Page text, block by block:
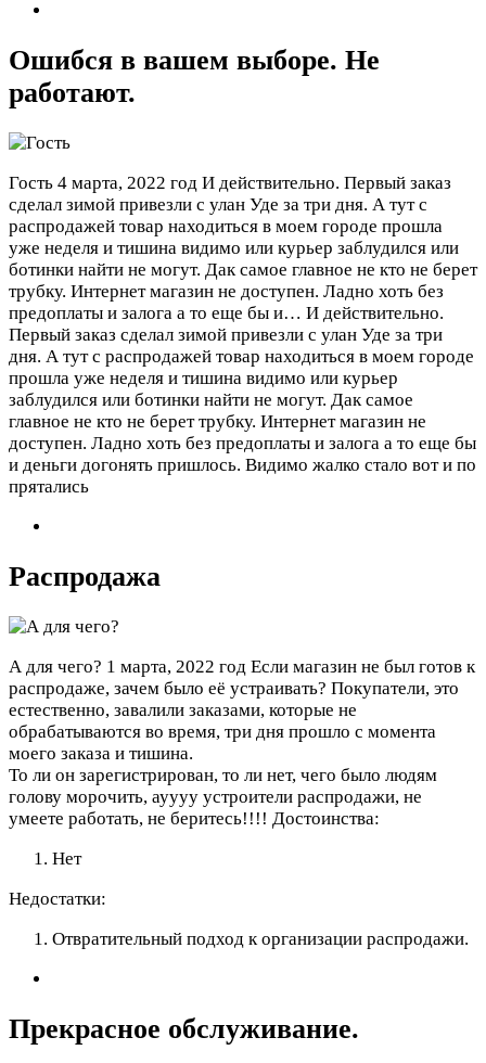
Ошибся в вашем выборе. Не
работают.
Гость 4 марта, 2022 год И действительно. Первый заказ
сделал зимой привезли с улан Уде за три дня. А тут с
распродажей товар находиться в моем городе прошла
уже неделя и тишина видимо или курьер заблудился или
ботинки найти не могут. Дак самое главное не кто не берет
трубку. Интернет магазин не доступен. Ладно хоть без
предоплаты и залога а то еще бы и… И действительно.
Первый заказ сделал зимой привезли с улан Уде за три
дня. А тут с распродажей товар находиться в моем городе
прошла уже неделя и тишина видимо или курьер
заблудился или ботинки найти не могут. Дак самое
главное не кто не берет трубку. Интернет магазин не
доступен. Ладно хоть без предоплаты и залога а то еще бы
и деньги догонять пришлось. Видимо жалко стало вот и по
прятались
Распродажа
А для чего? 1 марта, 2022 год Если магазин не был готов к
распродаже, зачем было её устраивать? Покупатели, это
естественно, завалили заказами, которые не
обрабатываются во время, три дня прошло с момента
моего заказа и тишина.
То ли он зарегистрирован, то ли нет, чего было людям
голову морочить, ауууу устроители распродажи, не
умеете работать, не беритесь!!!! Достоинства:
Нет
Недостатки:
Отвратительный подход к организации распродажи.
Прекрасное обслуживание.